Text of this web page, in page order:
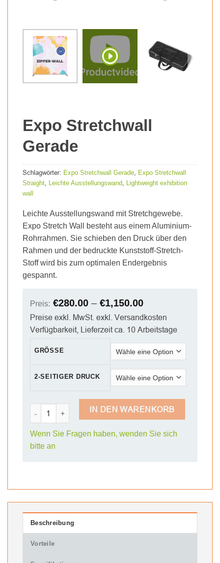
Expo Stretchwall
Gerade
Schlagwörter: Expo Stretchwall Gerade
Expo Stretchwall
Straight
Leichte Ausstellungswand
Lightweight exhibition
wall
Leichte Ausstellungswand mit Stretchgewebe.
Expo Stretch Wall besteht aus einem Aluminium-
Rohrrahmen. Sie schieben den Druck über den
Rahmen und der bedruckte Kunststoff-Stretch-
Stoff wird bis zum optimalen Endergebnis
gespannt.
Preis: €280.00 – €1,150.00
Preise exkl. MwSt. exkl. Versandkosten
Verfügbarkeit, Lieferzeit ca. 10 Arbeitstage
GRÖSSE
2-SEITIGER DRUCK
Expo Stretchwall Gerade MengeIN DEN WARENKORB
Wenn Sie Fragen haben, wenden Sie sich
bitte an
Beschreibung
Vorteile